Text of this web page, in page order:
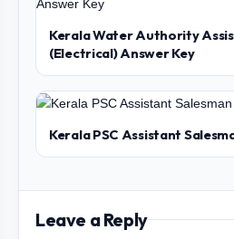
Kerala Water Authority
(Electrical) Answer Key
Kerala PSC Assistant
Leave a Reply